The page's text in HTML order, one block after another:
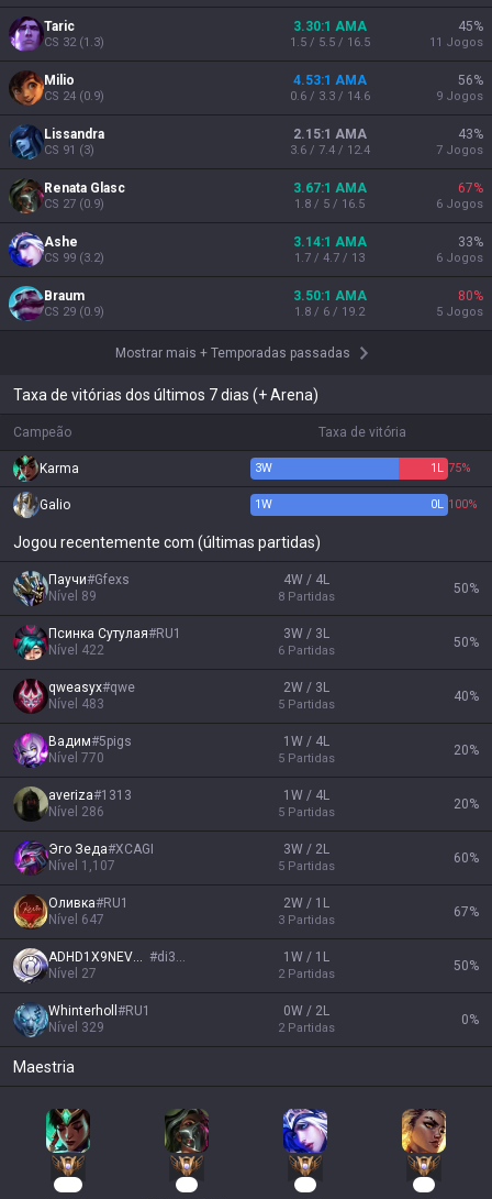
Taric
CS 32(1.3)
3.30:1 AMA
1.5 / 5.5 / 16.5
45%
11 Jogos
Milio
CS 24 (0.9)
4.53:1 AMA
0.6 / 3.3 / 14.6
56%
9 Jogos
Lissandra
CS 91 (3)
2.15:1 AMA
3.6 / 7.4 / 12.4
43%
7 Jogos
Renata Glasc
CS 27 (0.9)
3.67:1 AMA
1.8 / 5 / 16.5
67%
6 Jogos
Ashe
CS 99 (3.2)
3.14:1 AMA
1.7 / 4.7 / 13
33%
6 Jogos
Braum
CS 29 (0.9)
3.50:1 AMA
1.8 / 6 / 19.2
80%
5 Jogos
Mostrar mais + Temporadas passadas
Taxa de vitórias dos últimos 7 dias (+ Arena)
Campeão Taxa de vitória
Karma 3W 1 L 75%
Galio 1W 0L 100%
Jogou recentemente com (últimas partidas)
Паучи#Gfexs
Nível 89
4W / 4L
8 Partidas
50%
Псинка Сутулая#RU1
Nível 422
3W / 3L
6 Partidas
50%
qweasyx#qwe
Nível 483
2W / 3L
5 Partidas
40%
Baдим#5pigs
Nível 770
1W / 4L
5 Partidas
20%
averiza#1313
Nível 286
1W / 4L
5 Partidas
20%
Эго Зеда#XCAGI
Nível 1,107
3W / 2L
5 Partidas
60%
Oливкa#RU1
Nível 647
2W / 1L
3 Partidas
67%
ADHD1X9NEVERFF #di3FM
Nível 27
1W / 1L
2 Partidas
50%
Whinterholl #RU1
Nível 329
0W / 2L
2 Partidas
0%
Maestria